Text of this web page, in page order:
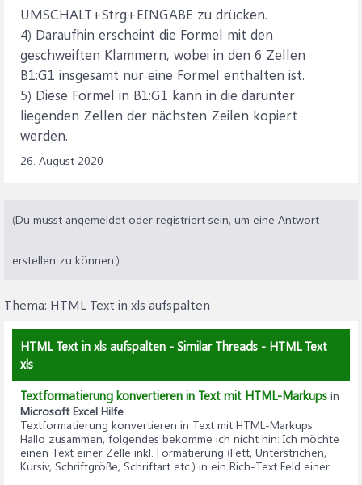
UMSCHALT+Strg+EINGABE zu drücken.
4) Daraufhin erscheint die Formel mit den
geschweiften Klammern, wobei in den 6 Zellen
B1:G1 insgesamt nur eine Formel enthalten ist.
5) Diese Formel in B1:G1 kann in die darunter
liegenden Zellen der nächsten Zeilen kopiert
werden.
26. August 2020
(Du musst angemeldet oder registriert sein, um eine Antwort
erstellen zu können.)
Thema: HTML Text in xls aufspalten
HTML Text in xls aufspalten - Similar Threads - HTML Text
xls
Textformatierung konvertieren in Text mit HTML-Markups in
Microsoft Excel Hilfe
Textformatierung konvertieren in Text mit HTML-Markups:
Hallo zusammen, folgendes bekomme ich nicht hin: Ich möchte
einen Text einer Zelle inkl. Formatierung (Fett, Unterstrichen,
Kursiv, Schriftgröße, Schriftart etc.) in ein Rich-Text Feld einer...